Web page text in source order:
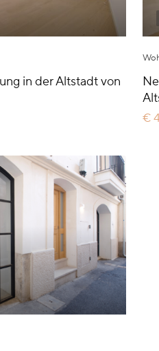
in der Altstadt von
€